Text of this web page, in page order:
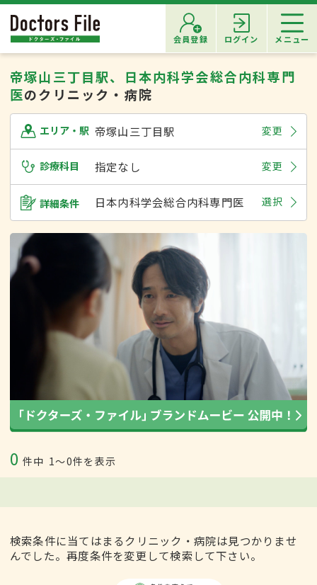
会員登録 ログイン メニュー
帝塚山三丁目駅、日本内科学会総合内科専門
医のクリニック・病院
エリア・駅 帝塚山三丁目駅 変更
診療科目 指定なし 変更
詳細条件 日本内科学会総合内科専門医 選択
0 件中 1〜0件を表示
検索条件に当てはまるクリニック・病院は見つかりませ
んでした。再度条件を変更して検索して下さい。